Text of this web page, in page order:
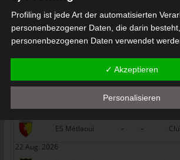
Stade Tunisien
- -
22 Aug. 2026
- -
22 Aug. 2026
ES Métlaoui
- -
22 Aug. 2026
Profiling ist jede Art der automatisierten
personenbezogener Daten, die darin
personenbezogenen Daten verwendet
beziehen, zu bewerten, insbesondere, um
Arbeitsleistung, wirtschaftlicher Lage,
Vorlieben, Interessen, Zuverlässigkeit,
f) Pseudonymisierung
Pseudonymisierung ist die Verarbeitung
✓ Akzeptieren
Personalisieren